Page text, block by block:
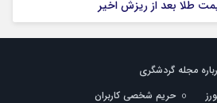
طلا بعد از ریزش اخیر
مجله گردشگری
حریم شخصی کاربران